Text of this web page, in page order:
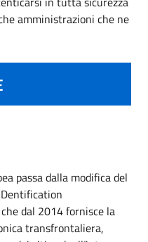
amministrazioni che ne
passa dalla modifica del
dal 2014 fornisce la
transfrontaliera,